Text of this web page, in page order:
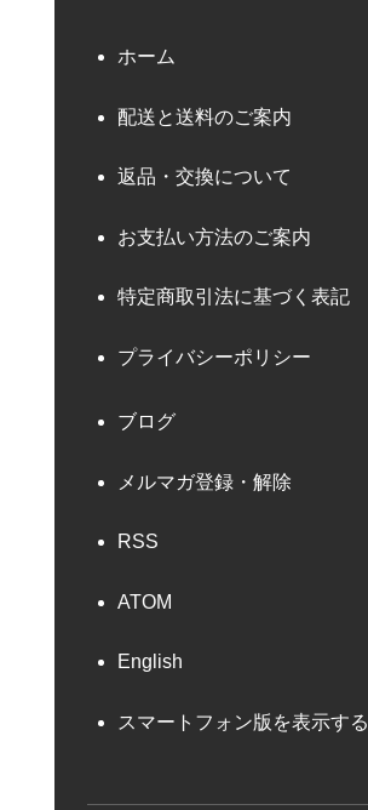
ホーム
配送と送料のご案内
返品・交換について
お支払い方法のご案内
特定商取引法に基づく表記
プライバシーポリシー
ブログ
メルマガ登録・解除
RSS
ATOM
English
スマートフォン版を表示する